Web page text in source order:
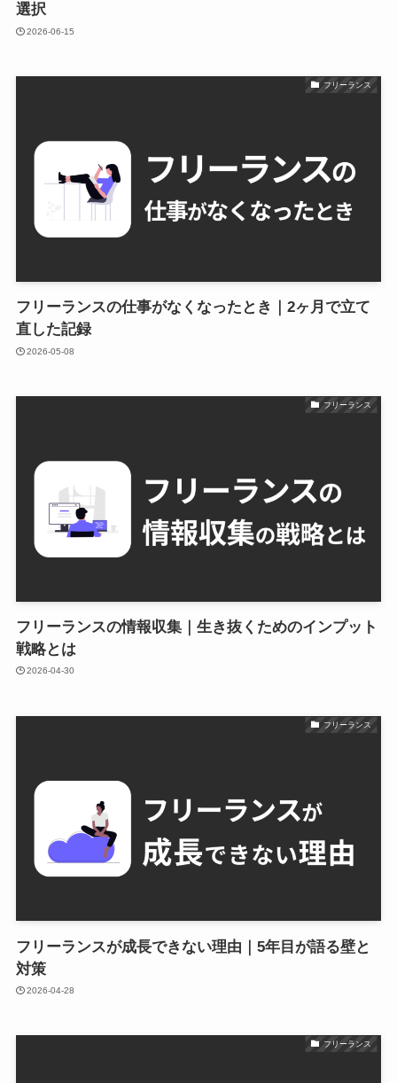
選択
2026-06-15
フリーランス
フリーランスの仕事がなくなったとき｜2ヶ月で立て
直した記録
2026-05-08
フリーランス
フリーランスの情報収集｜生き抜くためのインプット
戦略とは
2026-04-30
フリーランス
フリーランスが成長できない理由｜5年目が語る壁と
対策
2026-04-28
フリーランス